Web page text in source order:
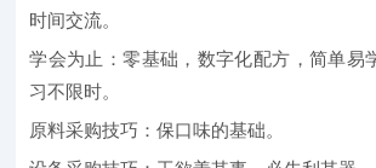
时间交流。
学会为止：零基础，数字化配方，简单易
习不限时。
原料采购技巧：保口味的基础。